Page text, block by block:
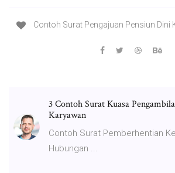
Contoh Surat Pengajuan Pensiun Dini
3 Contoh Surat Kuasa
Karyawan
Contoh Surat Pemberhentian
Hubungan ...